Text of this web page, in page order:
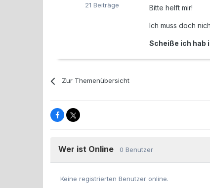
21 Beiträge
Bitte helft mir!
Ich muss doch
Scheiße ich hab
Zur Themenübersicht
Wer ist Online 0 Benutzer
Keine registrierten Benutzer online.